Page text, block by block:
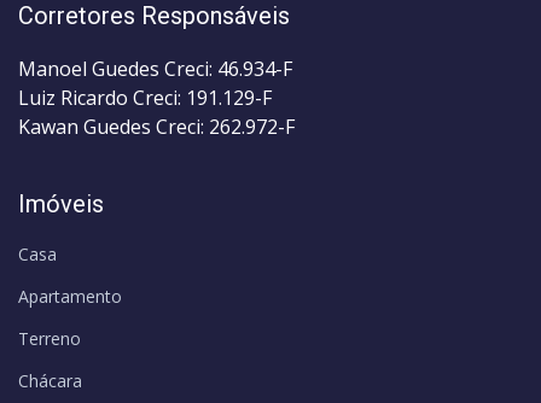
Corretores Responsáveis
Manoel Guedes Creci: 46.934-F
Luiz Ricardo Creci: 191.129-F
Kawan Guedes Creci: 262.972-F
Imóveis
Casa
Apartamento
Terreno
Chácara